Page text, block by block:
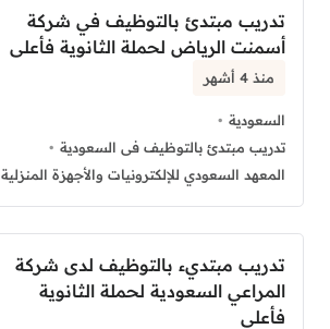
تدريب مبتدئ بالتوظيف في شركة
أسمنت الرياض لحملة الثانوية فأعلى
منذ 4 أشهر
السعودية
تدريب مبتدئ بالتوظيف فى السعودية
المعهد السعودي للإلكترونيات والأجهزة المنزلية
تدريب مبتديء بالتوظيف لدى شركة
المراعي السعودية لحملة الثانوية
فأعلى